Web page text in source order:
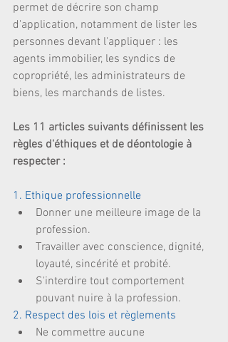
permet de décrire son champ
d'application, notamment de lister les
personnes devant l'appliquer : les
agents immobilier, les syndics de
copropriété, les administrateurs de
biens, les marchands de listes.
Les 11 articles suivants définissent les
règles d'éthiques et de déontologie à
respecter :
1. Ethique professionnelle
Donner une meilleure image de la
profession.
Travailler avec conscience, dignité,
loyauté, sincérité et probité.
S'interdire tout comportement
pouvant nuire à la profession.
2. Respect des lois et règlements
Ne commettre aucune